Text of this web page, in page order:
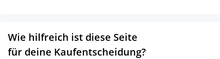
Wie hilfreich ist diese Seite
für deine Kaufentscheidung?